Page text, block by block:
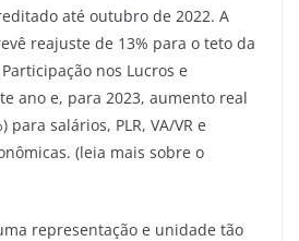
até outubro de 2022. A
reajuste de 13% para o teto da
nos Lucros e
ano e, para 2023, aumento real
para salários, PLR, VA/VR e
(leia mais sobre o
representação e unidade tão